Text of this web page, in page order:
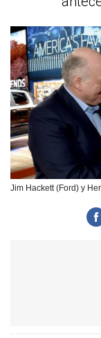
Jim Hackett (Ford) y